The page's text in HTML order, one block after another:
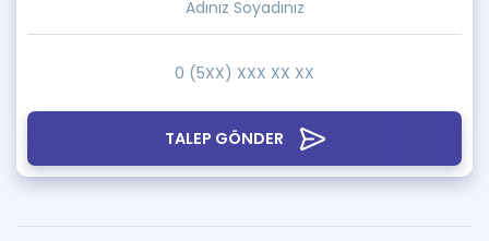
TALEP GÖNDER